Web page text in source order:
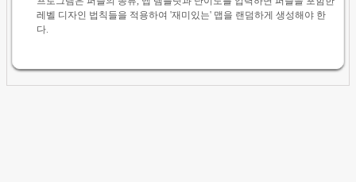
레벨 디자인 법칙들을 적용하여 '재미있는' 맵을 랜덤하게 생성해야 한
다.